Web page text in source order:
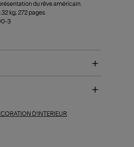
du rêve américain.
kg, 272 pages
3
D'INTERIEUR